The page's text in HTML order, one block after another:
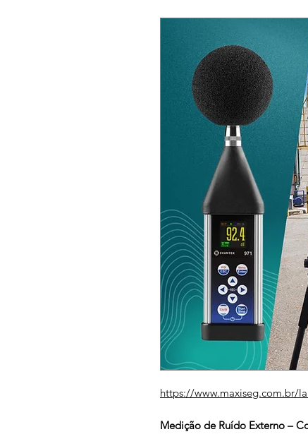
https://www.maxiseg.com.br/
Medição de Ruído Externo –